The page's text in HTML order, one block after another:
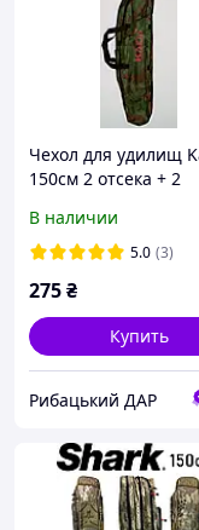
Чехол для удилищ
150см 2 отсека + 2
В наличии
5.0 (3)
275₴
Купить
Рибацький ДАР